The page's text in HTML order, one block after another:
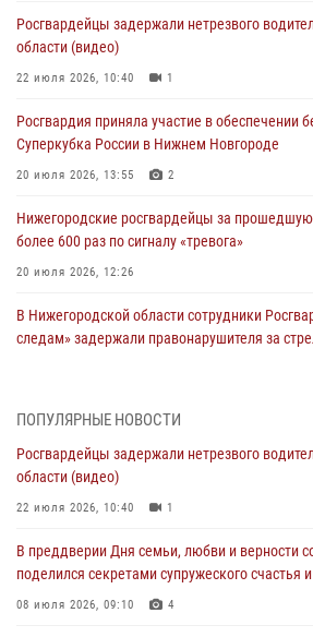
Росгвардейцы задержали нетрезвого
области (видео)
22 июля 2026, 10:40 1
Росгвардия приняла участие в обеспечении
Суперкубка России в Нижнем Новгороде
20 июля 2026, 13:55 2
Нижегородские росгвардейцы за
более 600 раз по сигналу «тревога»
20 июля 2026, 12:26
В Нижегородской области сотрудники
следам» задержали правонарушителя за
В Нижегородской области продолжаются
16 июля 2026, 05:00
Росгвардейцы обеспечили безопасность на
13 июля 2026, 17:13
Нижегородские росгвардейцы за
ПОПУЛЯРНЫЕ НОВОСТИ
Росгвардейцы задержали нетрезвого
области (видео)
22 июля 2026, 10:40 1
В преддверии Дня семьи, любви и верности
поделился секретами супружеского счастья
08 июля 2026, 09:10 4